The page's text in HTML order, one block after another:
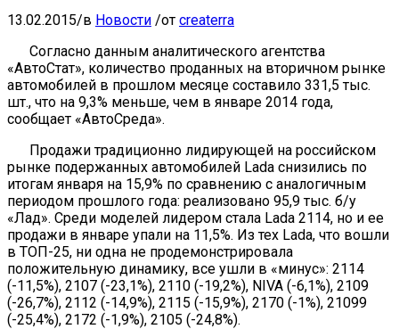
13.02.2015/в Новости /от createrra
Согласно данным аналитического агентства
«АвтоСтат», количество проданных на вторичном рынке
автомобилей в прошлом месяце составило 331,5 тыс.
шт., что на 9,3% меньше, чем в январе 2014 года,
сообщает «АвтоСреда».
Продажи традиционно лидирующей на российском
рынке подержанных автомобилей Lada снизились по
итогам января на 15,9% по сравнению с аналогичным
периодом прошлого года: реализовано 95,9 тыс. б/у
«Лад». Среди моделей лидером стала Lada 2114, но и ее
продажи в январе упали на 11,5%. Из тех Lada, что вошли
в ТОП-25, ни одна не продемонстрировала
положительную динамику, все ушли в «минус»: 2114
(-11,5%), 2107 (-23,1%), 2110 (-19,2%), NIVA (-6,1%), 2109
(-26,7%), 2112 (-14,9%), 2115 (-15,9%), 2170 (-1%), 21099
(-25,4%), 2172 (-1,9%), 2105 (-24,8%).